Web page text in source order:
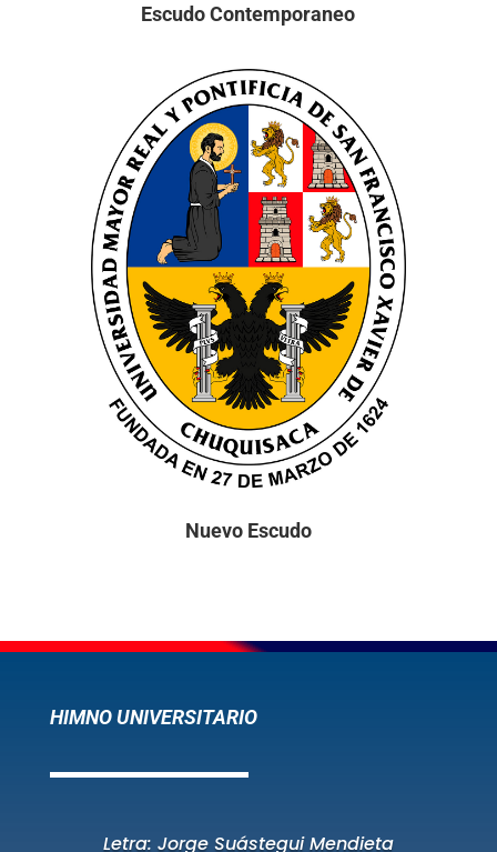
Escudo Contemporaneo
Nuevo Escudo
HIMNO UNIVERSITARIO
Letra: Jorge Suástegui Mendieta